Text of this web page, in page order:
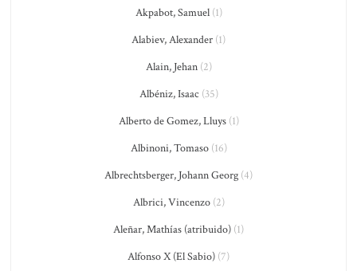
Akpabot, Samuel(1)
Alabiev, Alexander (1)
Alain, Jehan(2)
Albéniz, Isaac (35)
Alberto de Gomez, Lluys(1)
Albinoni, Tomaso(16)
Albrechtsberger, Johann Georg (4)
Albrici, Vincenzo(2)
Aleñar, Mathías (atribuido) (1)
Alfonso X (El Sabio) (7)